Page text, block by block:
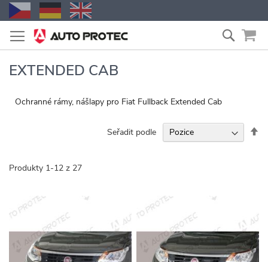
Přejít
na
obsah
EXTENDED CAB
Ochranné rámy, nášlapy pro Fiat Fullback Extended Cab
Produkty 1-12 z 27
Seřadit podle